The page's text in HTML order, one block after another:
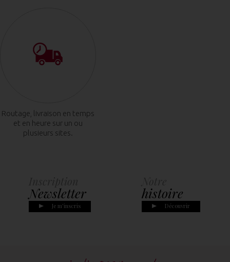
Routage, livraison en temps
et en heure sur un ou
plusieurs sites.
Newsletter
Je m'inscris
histoire
Découvrir